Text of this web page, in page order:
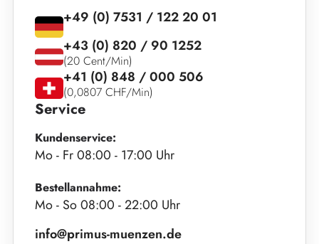
Service
Kundenservice:
Mo - Fr 08:00 - 17:00 Uhr
Bestellannahme:
Mo - So 08:00 - 22:00 Uhr
info@primus-muenzen.de
+49 (0) 7531 / 122 20 01
+43 (0) 820 / 90 1252
(20 Cent/Min)
+41 (0) 848 / 000 506
(0,0807 CHF/Min)